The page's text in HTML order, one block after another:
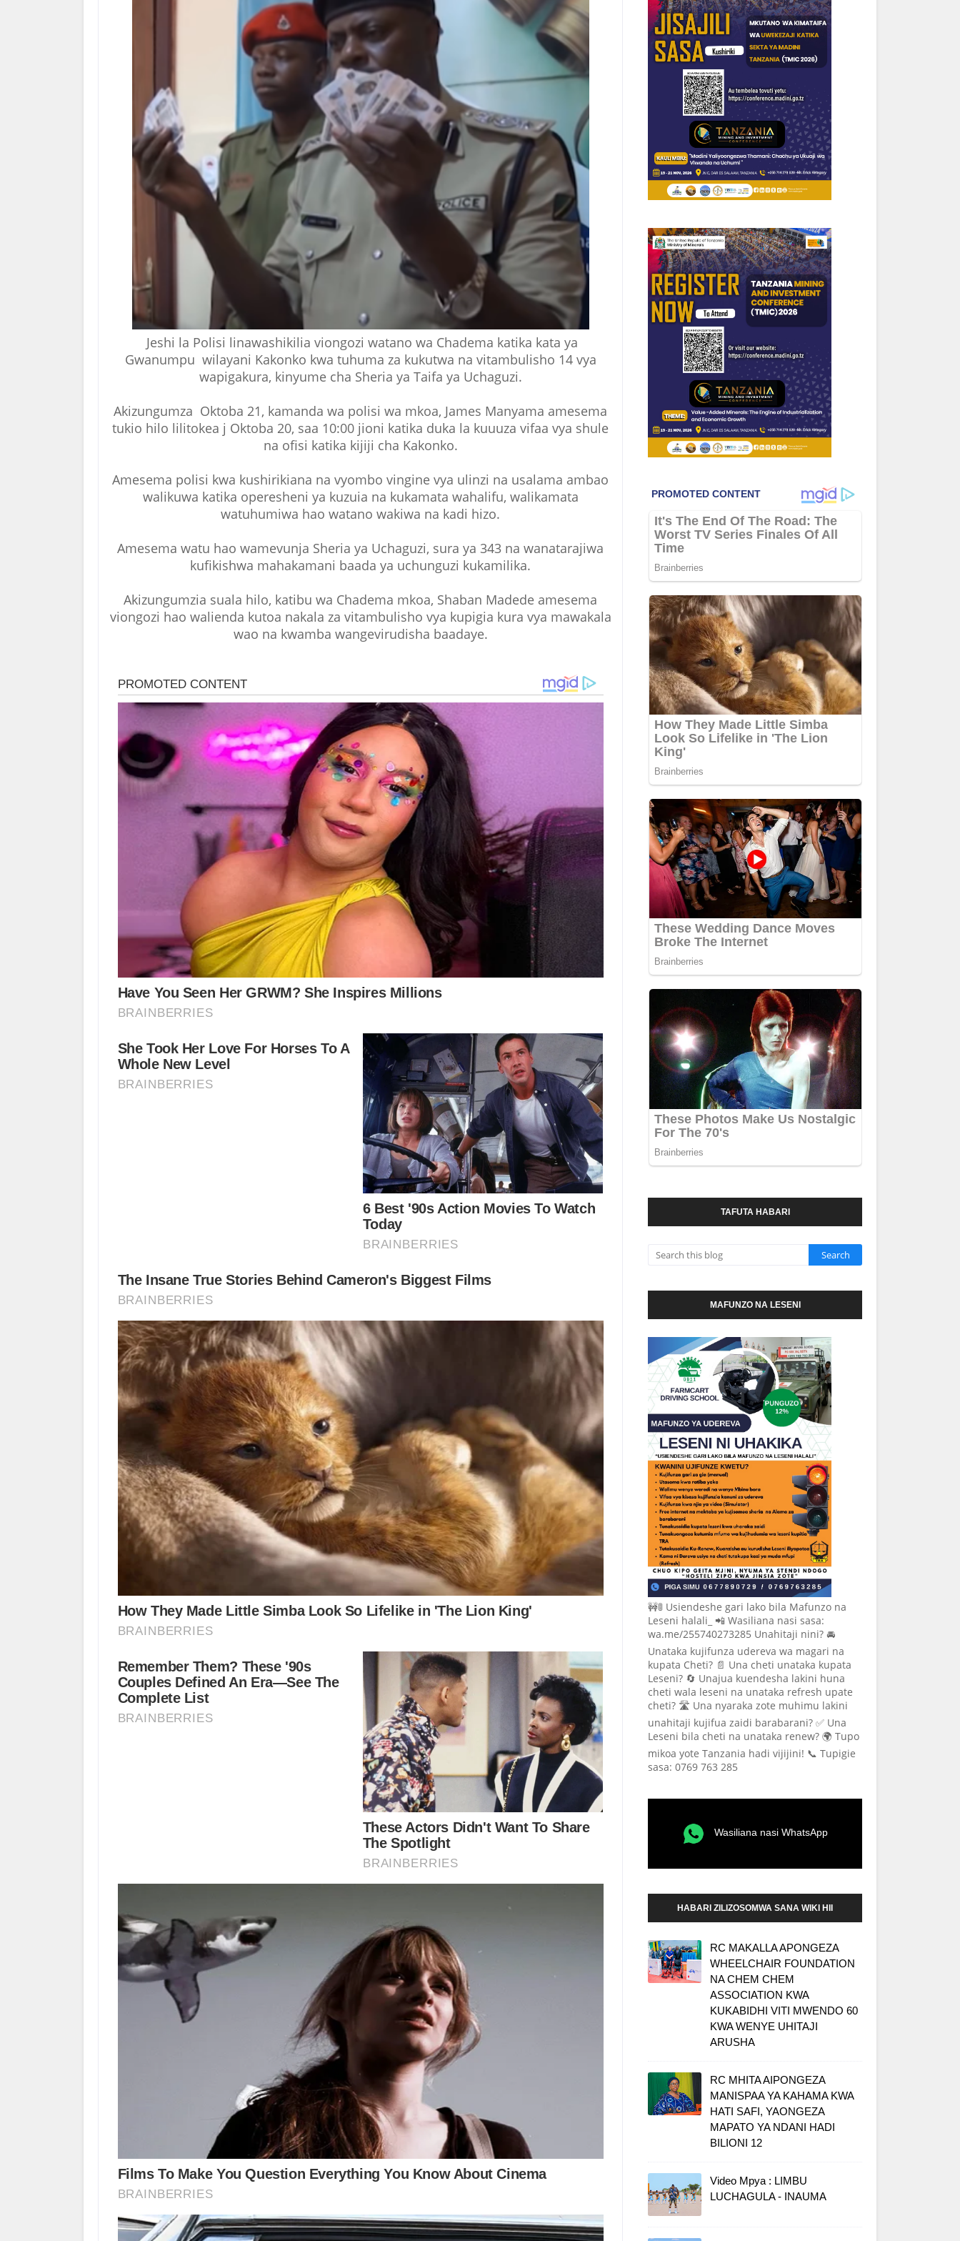
Jeshi la Polisi linawashikilia viongozi watano wa Chadema katika kata ya
Gwanumpu wilayani Kakonko kwa tuhuma za kukutwa na vitambulisho 14 vya
wapigakura, kinyume cha Sheria ya Taifa ya Uchaguzi.
Akizungumza Oktoba 21, kamanda wa polisi wa mkoa, James Manyama amesema
tukio hilo lilitokea j Oktoba 20, saa 10:00 jioni katika duka la kuuuza vifaa vya shule
na ofisi katika kijiji cha Kakonko.
Amesema polisi kwa kushirikiana na vyombo vingine vya ulinzi na usalama ambao
walikuwa katika operesheni ya kuzuia na kukamata wahalifu, walikamata
watuhumiwa hao watano wakiwa na kadi hizo.
Amesema watu hao wamevunja Sheria ya Uchaguzi, sura ya 343 na wanatarajiwa
kufikishwa mahakamani baada ya uchunguzi kukamilika.
Akizungumzia suala hilo, katibu wa Chadema mkoa, Shaban Madede amesema
viongozi hao walienda kutoa nakala za vitambulisho vya kupigia kura vya mawakala
wao na kwamba wangevirudisha baadaye.
TAFUTA HABARI
MAFUNZO NA LESENI
🚧🚦 Usiendeshe gari lako bila Mafunzo na
Leseni halali_ 📲 Wasiliana nasi sasa:
wa.me/255740273285 Unahitaji nini? 🚘
Unataka kujifunza udereva wa magari na
kupata Cheti? 📄 Una cheti unataka kupata
Leseni? 🔄 Unajua kuendesha lakini huna
cheti wala leseni na unataka refresh upate
cheti? 🛣️ Una nyaraka zote muhimu lakini
unahitaji kujifua zaidi barabarani? ✅ Una
Leseni bila cheti na unataka renew? 🌍 Tupo
mikoa yote Tanzania hadi vijijini! 📞 Tupigie
sasa: 0769 763 285
Wasiliana nasi WhatsApp
HABARI ZILIZOSOMWA SANA WIKI HII
RC MAKALLA APONGEZA
WHEELCHAIR FOUNDATION
NA CHEM CHEM
ASSOCIATION KWA
KUKABIDHI VITI MWENDO 60
KWA WENYE UHITAJI
ARUSHA
RC MHITA AIPONGEZA
MANISPAA YA KAHAMA KWA
HATI SAFI, YAONGEZA
MAPATO YA NDANI HADI
BILIONI 12
Video Mpya : LIMBU
LUCHAGULA - INAUMA